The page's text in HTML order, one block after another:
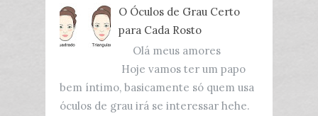
O Óculos de Grau Certo
para Cada Rosto
Olá meus amores
Hoje vamos ter um papo
bem íntimo, basicamente só quem usa
óculos de grau irá se interessar hehe.